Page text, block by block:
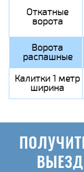
Откатные
ворота
Ворота
распашные
Калитки 1 метр
ширина